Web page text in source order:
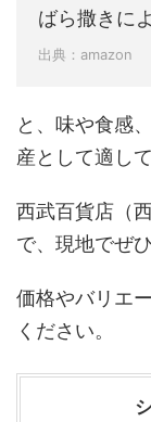
ばら撒きに
出典：amazon
と、味や食感
産として適し
西武百貨店（
で、現地でぜ
価格やバリエ
ください。